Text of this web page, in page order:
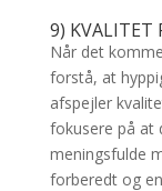
9) KVALITET
Når det
forstå, at
afspejler
fokusere på at
meningsfulde
forberedt og